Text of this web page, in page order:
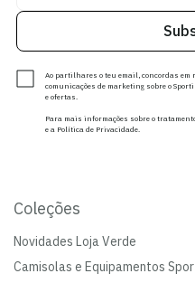
Ao partilhares o teu email, concordas em
comunicações de marketing sobre o
e ofertas.
Para mais informações sobre o
e a Política de Privacidade.
Coleções
Novidades Loja Verde
Camisolas e Equipamentos